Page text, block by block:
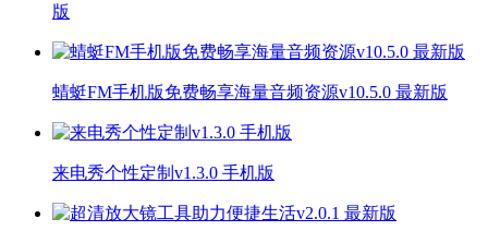
版
蜻蜓FM手机版免费畅享海量音频资源v10.5.0 最新版
来电秀个性定制v1.3.0 手机版